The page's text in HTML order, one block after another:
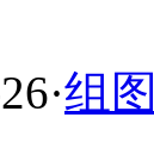
·组